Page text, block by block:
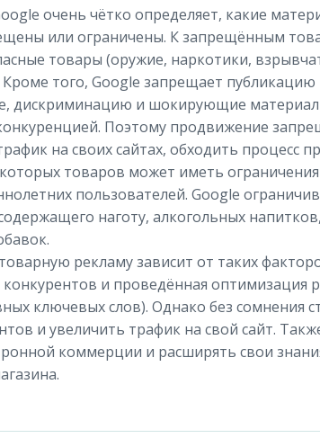
очень чётко определяет, какие
или ограничены. К запрещённым
товары (оружие, наркотики,
того, Google запрещает
дискриминацию и шокирующие
Поэтому продвижение
на своих сайтах, обходить процесс
товаров может иметь
пользователей. Google
наготу, алкогольных
рекламу зависит от таких
конкурентов и проведённая оптимизация
ключевых слов). Однако без сомнения
и увеличить трафик на свой сайт.
коммерции и расширять свои